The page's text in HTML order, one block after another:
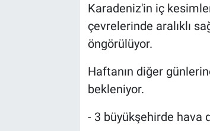
Karadeniz'in iç
çevrelerinde aralıklı
öngörülüyor.
Haftanın diğer
bekleniyor.
- 3 büyükşehirde hava